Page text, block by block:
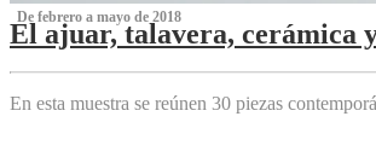
‌ De febrero a mayo de 2018
El ajuar, talavera, cerámica
‌
En esta muestra se reúnen 30 piezas